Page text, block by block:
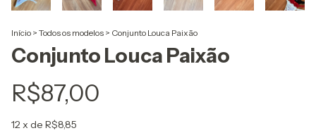
Início > Todos os modelos > Conjunto Louca Paixão
Conjunto Louca Paixão
R$87,00
12x de R$8,85